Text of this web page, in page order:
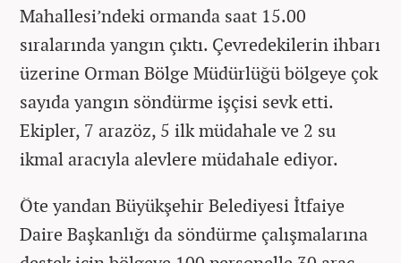
Mahallesi’ndeki ormanda saat 15.00
sıralarında yangın çıktı. Çevredekilerin ihbarı
üzerine Orman Bölge Müdürlüğü bölgeye çok
sayıda yangın söndürme işçisi sevk etti.
Ekipler, 7 arazöz, 5 ilk müdahale ve 2 su
ikmal aracıyla alevlere müdahale ediyor.
Öte yandan Büyükşehir Belediyesi İtfaiye
Daire Başkanlığı da söndürme çalışmalarına